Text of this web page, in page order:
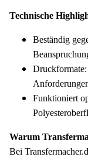
Technische
Beständig
Funktioniert
Warum
Bei